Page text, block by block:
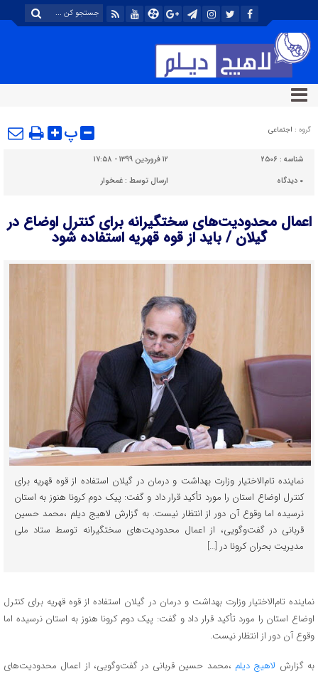
گروه : اجتماعی پ
شناسه : ۲۵۰۶
۱۲ فروردین ۱۳۹۹ - ۱۷:۵۸
۰ دیدگاه ارسال توسط :غمخوار
اعمال محدودیت‌های سختگیرانه برای کنترل اوضاع در
گیلان / باید از قوه قهریه استفاده شود
نماینده تام‌الاختیار وزارت بهداشت و درمان در گیلان استفاده از قوه قهریه برای
کنترل اوضاع استان را مورد تأکید قرار داد و گفت: پیک دوم کرونا هنوز به استان
نرسیده اما وقوع آن دور از انتظار نیست. به گزارش لاهیج دیلم ،محمد حسین
قربانی در گفت‌وگویی، از اعمال محدودیت‌های سختگیرانه توسط ستاد ملی
مدیریت بحران کرونا در […]
نماینده تام‌الاختیار وزارت بهداشت و درمان در گیلان استفاده از قوه قهریه برای کنترل
اوضاع استان را مورد تأکید قرار داد و گفت: پیک دوم کرونا هنوز به استان نرسیده اما
وقوع آن دور از انتظار نیست.
به گزارش لاهیج دیلم ،محمد حسین قربانی در گفت‌وگویی، از اعمال محدودیت‌های